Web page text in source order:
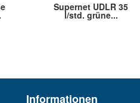
Supernet UDLR 35
l/std. grüne...
Informationen